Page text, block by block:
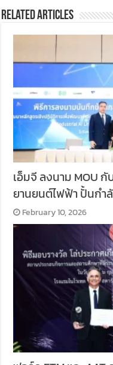
Related Articles
เอ็มจี ลงนาม MOU
ยานยนต์ไฟฟ้า ปั้นก
February 10, 2026